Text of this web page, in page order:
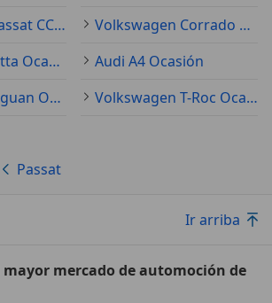
Volkswagen Passat CC Ocasión
Volkswagen Corrado Ocasión
Volkswagen Jetta Ocasión
Audi A4 Ocasión
Volkswagen Tiguan Ocasión
Volkswagen T-Roc Ocasión
Passat
Ir arriba
mercado de automoción de